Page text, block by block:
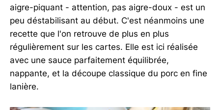
aigre-piquant - attention, pas aigre-doux - est un
peu déstabilisant au début. C'est néanmoins une
recette que l'on retrouve de plus en plus
régulièrement sur les cartes. Elle est ici réalisée
avec une sauce parfaitement équilibrée,
nappante, et la découpe classique du porc en fine
lanière.